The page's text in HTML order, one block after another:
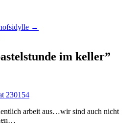
→
im keller”
230154
arbeit aus…wir sind auch nicht